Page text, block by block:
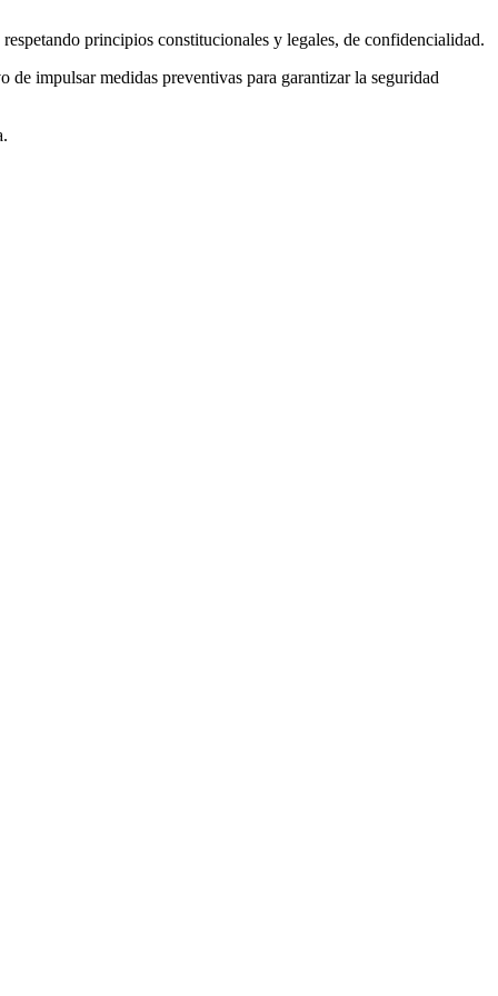
principios constitucionales y legales, de confidencialidad.
impulsar medidas preventivas para garantizar la seguridad